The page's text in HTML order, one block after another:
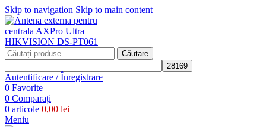
Skip to navigation Skip to main content
Căutare
Autentificare / Înregistrare
0 Favorite
0 Comparați
0 articole 0,00 lei
Meniu